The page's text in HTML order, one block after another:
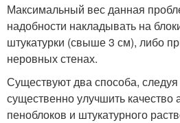
Максимальный вес данная
надобности накладывать на
штукатурки (свыше 3 см), либо
неровных стенах.
Существуют два способа,
существенно улучшить качество
пеноблоков и штукатурного